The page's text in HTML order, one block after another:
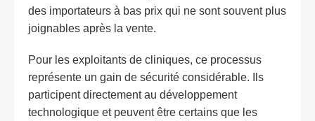
des importateurs à bas prix qui ne sont souvent plus
joignables après la vente.
Pour les exploitants de cliniques, ce processus
représente un gain de sécurité considérable. Ils
participent directement au développement
technologique et peuvent être certains que les